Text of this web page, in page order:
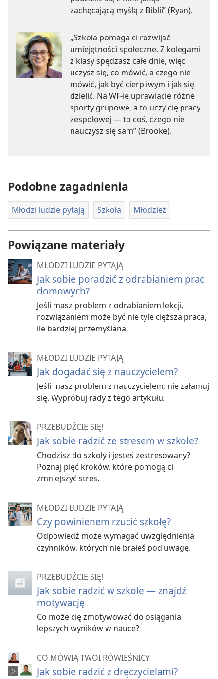
zachęcającą myślą z Biblii” (Ryan).
„Szkoła pomaga ci rozwijać
umiejętności społeczne. Z kolegami
z klasy spędzasz całe dnie, więc
uczysz się, co mówić, a czego nie
mówić, jak być cierpliwym i jak się
dzielić. Na WF-ie uprawiacie różne
sporty grupowe, a to uczy cię pracy
zespołowej — to coś, czego nie
nauczysz się sam” (Brooke).
Podobne zagadnienia
Młodzi ludzie pytają Szkoła Młodzież
Powiązane materiały
MŁODZI LUDZIE PYTAJĄ
Jak sobie poradzić z odrabianiem prac
domowych?
Jeśli masz problem z odrabianiem lekcji,
rozwiązaniem może być nie tyle cięższa praca,
ile bardziej przemyślana.
MŁODZI LUDZIE PYTAJĄ
Jak dogadać się z nauczycielem?
Jeśli masz problem z nauczycielem, nie załamuj
się. Wypróbuj rady z tego artykułu.
PRZEBUDŹCIE SIĘ!
Jak sobie radzić ze stresem w szkole?
Chodzisz do szkoły i jesteś zestresowany?
Poznaj pięć kroków, które pomogą ci
zmniejszyć stres.
MŁODZI LUDZIE PYTAJĄ
Czy powinienem rzucić szkołę?
Odpowiedź może wymagać uwzględnienia
czynników, których nie brałeś pod uwagę.
PRZEBUDŹCIE SIĘ!
Jak sobie radzić w szkole — znajdź
motywację
Co może cię zmotywować do osiągania
lepszych wyników w nauce?
CO MÓWIĄ TWOI RÓWIEŚNICY
Jak sobie radzić z dręczycielami?